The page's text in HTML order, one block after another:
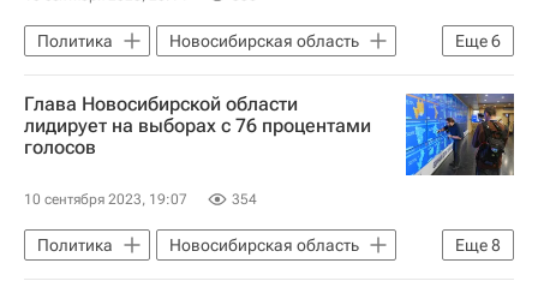
Еще6
Политика
Новосибирская область
Вологда
Андрей Травников
Дмитрий Савельев
Единая Россия
ЛДПР
Глава Новосибирской области
лидирует на выборах с 76 процентами
голосов
10 сентября 2023, 19:07 354
Еще8
Политика
Новосибирская область
Андрей Травников
ЦИК РФ